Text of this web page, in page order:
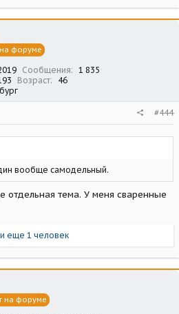
форуме
Сообщения
1 835
Возраст
46
#444
вообще самодельный.
отдельная тема. У меня сваренные
и еще 1 человек
на форуме